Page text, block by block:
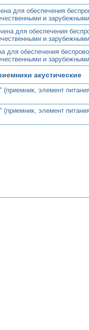
для обеспечения
и
для обеспечения
и
для обеспечения
и
акустические
(приемник, элемент
(приемник, элемент